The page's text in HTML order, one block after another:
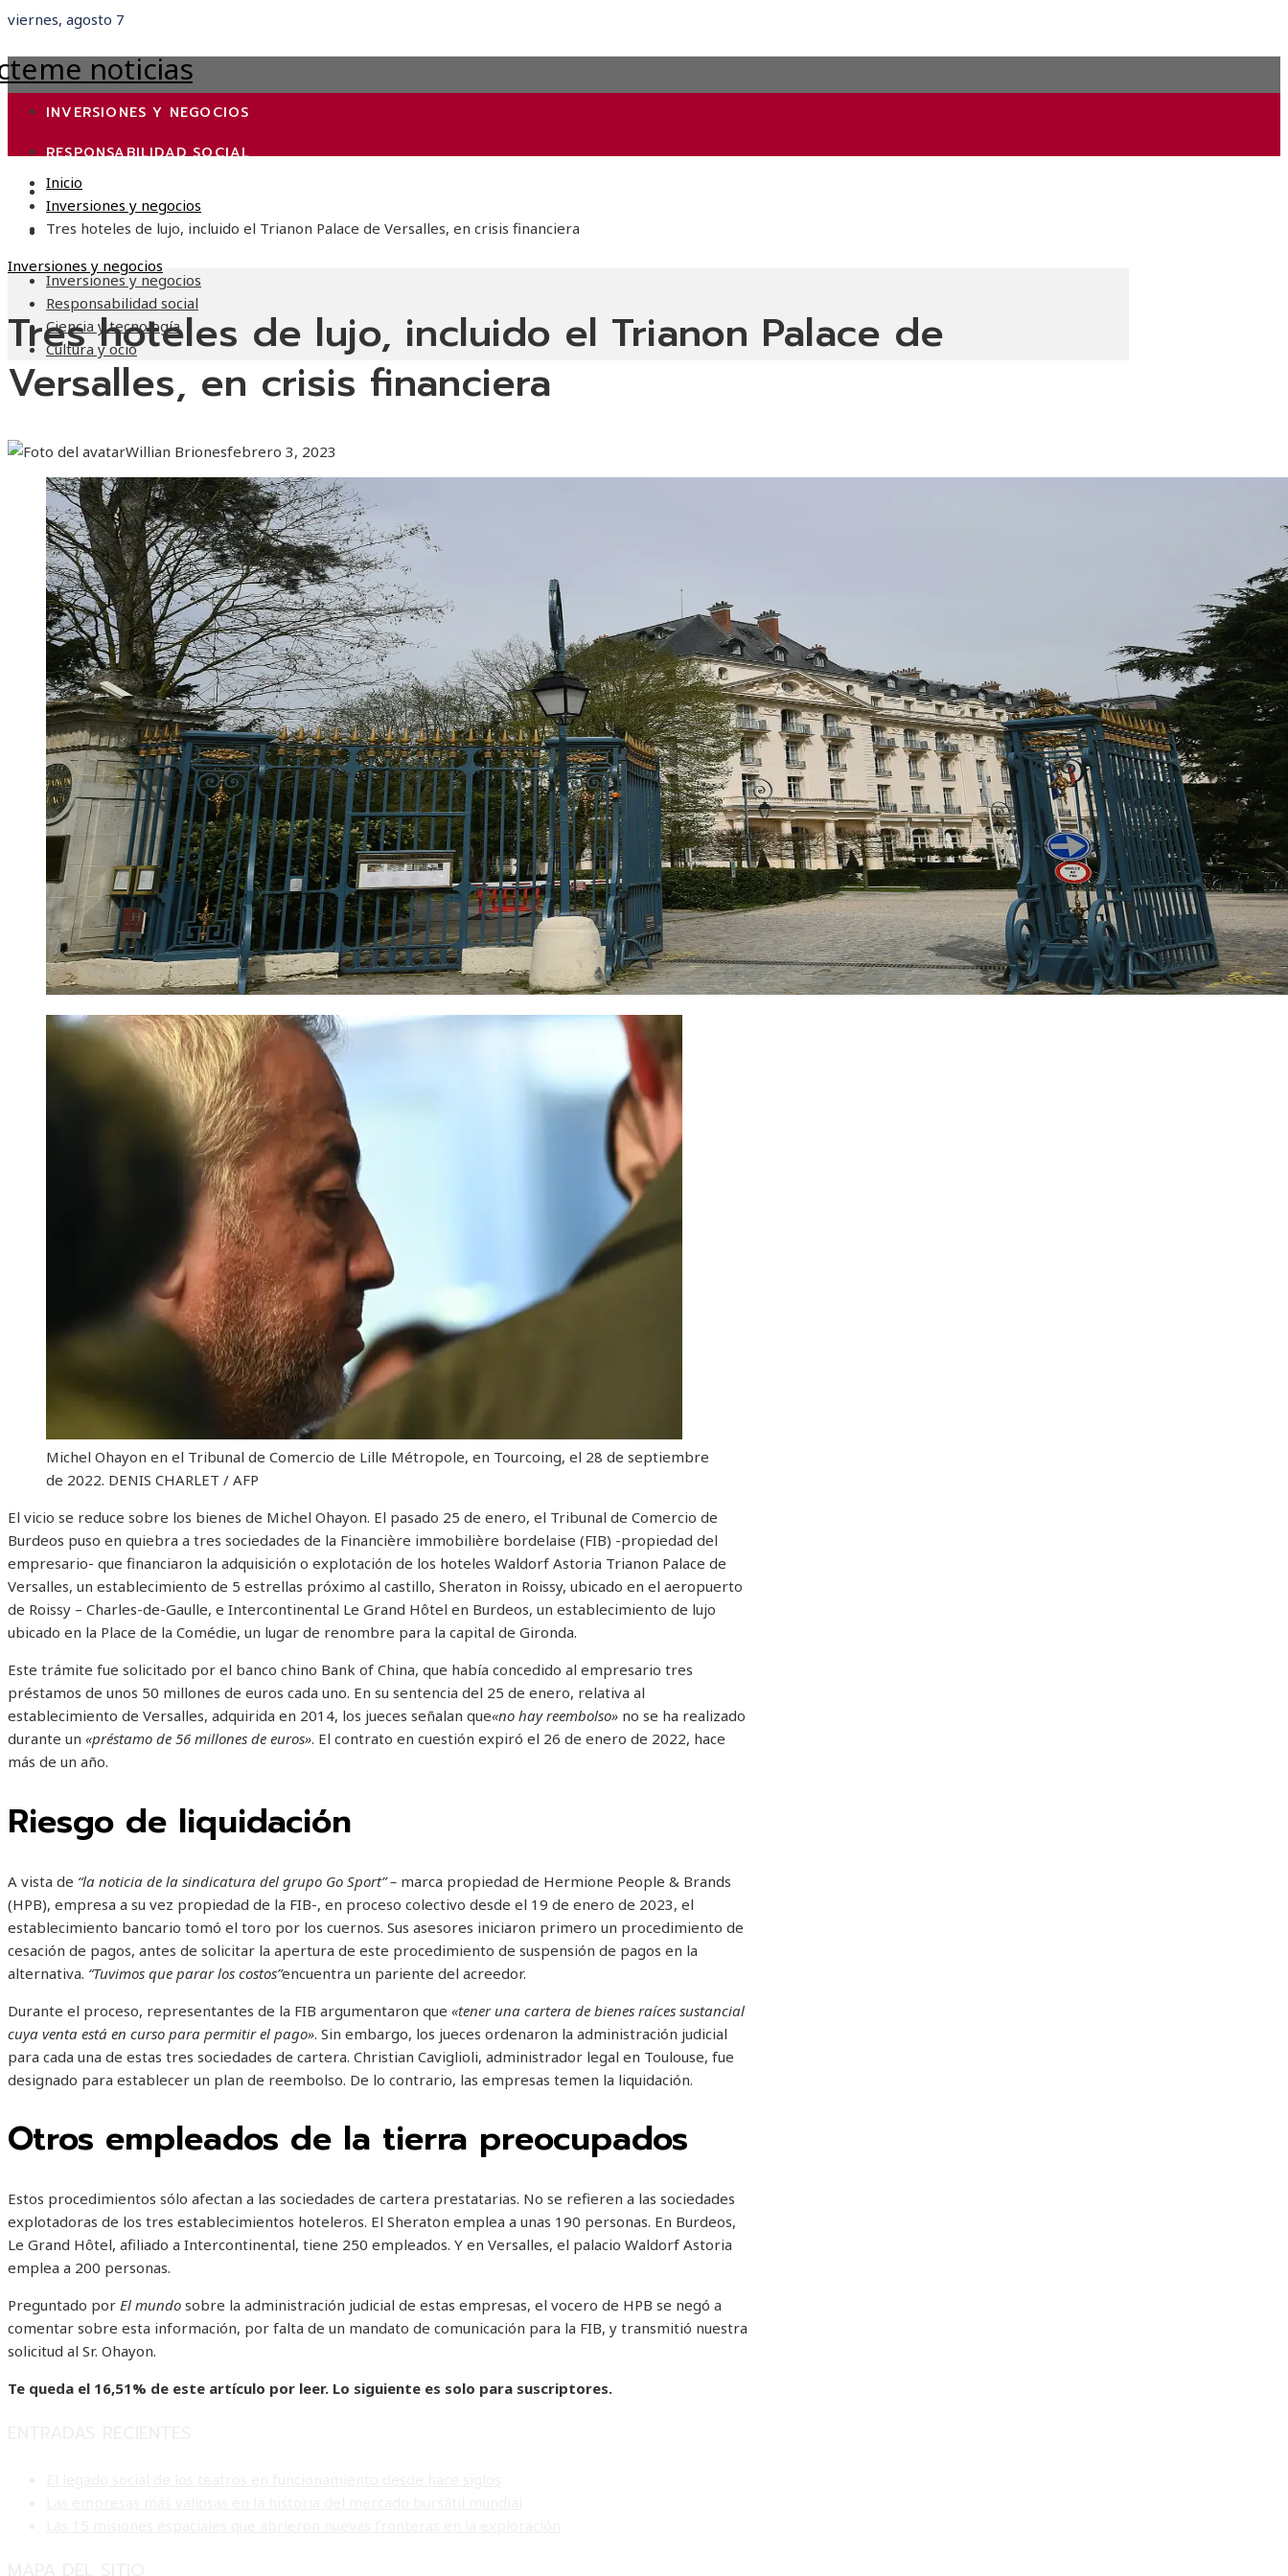
viernes, agosto 7
INVERSIONES Y NEGOCIOS
RESPONSABILIDAD SOCIAL
CIENCIA Y TECNOLOGÍA
CULTURA Y OCIO
Inversiones y negocios
Responsabilidad social
Ciencia y tecnología
Cultura y ocio
Inicio
Inversiones y negocios
Tres hoteles de lujo, incluido el Trianon Palace de Versalles, en crisis financiera
Inversiones y negocios
Tres hoteles de lujo, incluido el Trianon Palace de
Versalles, en crisis financiera
Willian Brionesfebrero 3, 2023
Michel Ohayon en el Tribunal de Comercio de Lille Métropole, en Tourcoing, el 28 de septiembre
de 2022. DENIS CHARLET / AFP
El vicio se reduce sobre los bienes de Michel Ohayon. El pasado 25 de enero, el Tribunal de Comercio de
Burdeos puso en quiebra a tres sociedades de la Financière immobilière bordelaise (FIB) -propiedad del
empresario- que financiaron la adquisición o explotación de los hoteles Waldorf Astoria Trianon Palace de
Versalles, un establecimiento de 5 estrellas próximo al castillo, Sheraton in Roissy, ubicado en el aeropuerto
de Roissy – Charles-de-Gaulle, e Intercontinental Le Grand Hôtel en Burdeos, un establecimiento de lujo
ubicado en la Place de la Comédie, un lugar de renombre para la capital de Gironda.
Este trámite fue solicitado por el banco chino Bank of China, que había concedido al empresario tres
préstamos de unos 50 millones de euros cada uno. En su sentencia del 25 de enero, relativa al
establecimiento de Versalles, adquirida en 2014, los jueces señalan que«no hay reembolso» no se ha realizado
durante un «préstamo de 56 millones de euros». El contrato en cuestión expiró el 26 de enero de 2022, hace
más de un año.
Riesgo de liquidación
A vista de “la noticia de la sindicatura del grupo Go Sport” – marca propiedad de Hermione People & Brands
(HPB), empresa a su vez propiedad de la FIB-, en proceso colectivo desde el 19 de enero de 2023, el
establecimiento bancario tomó el toro por los cuernos. Sus asesores iniciaron primero un procedimiento de
cesación de pagos, antes de solicitar la apertura de este procedimiento de suspensión de pagos en la
alternativa. “Tuvimos que parar los costos”encuentra un pariente del acreedor.
Durante el proceso, representantes de la FIB argumentaron que «tener una cartera de bienes raíces sustancial
cuya venta está en curso para permitir el pago». Sin embargo, los jueces ordenaron la administración judicial
para cada una de estas tres sociedades de cartera. Christian Caviglioli, administrador legal en Toulouse, fue
designado para establecer un plan de reembolso. De lo contrario, las empresas temen la liquidación.
Otros empleados de la tierra preocupados
Estos procedimientos sólo afectan a las sociedades de cartera prestatarias. No se refieren a las sociedades
explotadoras de los tres establecimientos hoteleros. El Sheraton emplea a unas 190 personas. En Burdeos,
Le Grand Hôtel, afiliado a Intercontinental, tiene 250 empleados. Y en Versalles, el palacio Waldorf Astoria
emplea a 200 personas.
Preguntado por El mundo sobre la administración judicial de estas empresas, el vocero de HPB se negó a
comentar sobre esta información, por falta de un mandato de comunicación para la FIB, y transmitió nuestra
solicitud al Sr. Ohayon.
Te queda el 16,51% de este artículo por leer. Lo siguiente es solo para suscriptores.